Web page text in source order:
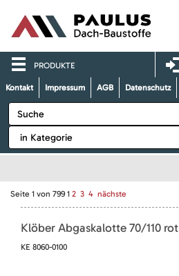
PRODUKTE
Kontakt Impressum AGB Datenschutz
Seite 1 von 799 1 2 3 4 nächste
Klöber Abgaskalotte 70/110 rot
KE 8060-0100